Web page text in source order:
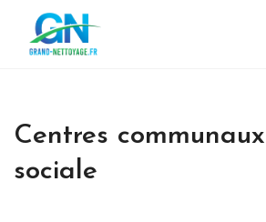
Centres
sociale